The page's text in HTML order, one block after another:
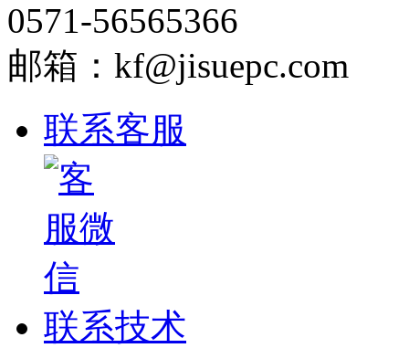
0571-56565366
邮箱：kf@jisuepc.com
联系客服
联系技术